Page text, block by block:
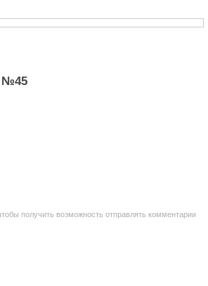
№45
получить возможность отправлять комментарии